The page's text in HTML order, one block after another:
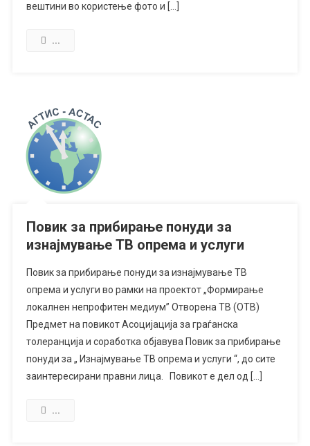
вештини во користење фото и […]
...
Повик за прибирање понуди за
изнајмување ТВ опрема и услуги
Повик за прибирање понуди за изнајмување ТВ
опрема и услуги во рамки на проектот „Формирање
локалнен непрофитен медиум” Отворена ТВ (ОТВ)
Предмет на повикот Асоцијација за граѓанска
толеранција и соработка објавува Повик за прибирање
понуди за „ Изнајмување ТВ опрема и услуги “, до сите
заинтересирани правни лица. Повикот е дел од […]
...